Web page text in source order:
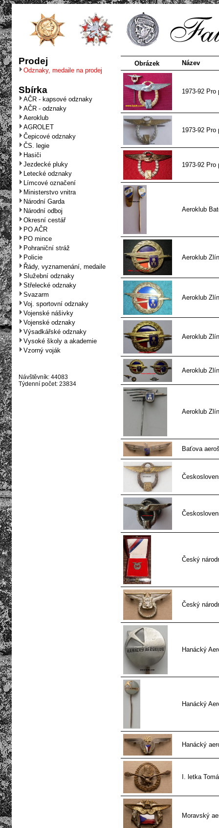
Prodej
Odznaky, medaile na prodej
Sbírka
AČR - kapsové odznaky
AČR - odznaky
Aeroklub
AGROLET
Čepicové odznaky
ČS. legie
Hasiči
Jezdecké pluky
Letecké odznaky
Límcové označení
Ministerstvo vnitra
Národní Garda
Národní odboj
Okresní cestář
PO AČR
PO mince
Pohraniční stráž
Policie
Řády, vyznamenání, medaile
Služební odznaky
Střelecké odznaky
Svazarm
Voj. sportovní odznaky
Vojenské nášivky
Vojenské odznaky
Výsadkářské odznaky
Vysoké školy a akademie
Vzorný voják
Návštěvník: 44083
Týdenní počet: 23834
Obrázek Název
1973-92
1973-92
1973-92
Aeroklub
Aeroklub
Aeroklub
Aeroklub
Aeroklub
Aeroklub
Baťova
Český
Český
Hanácký
Hanácký
Hanácký
I. letka
Moravský